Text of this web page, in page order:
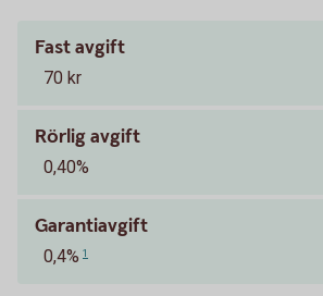
Fast avgift
70 kr
Rörlig avgift
0,40%
Garantiavgift
0,4% 1